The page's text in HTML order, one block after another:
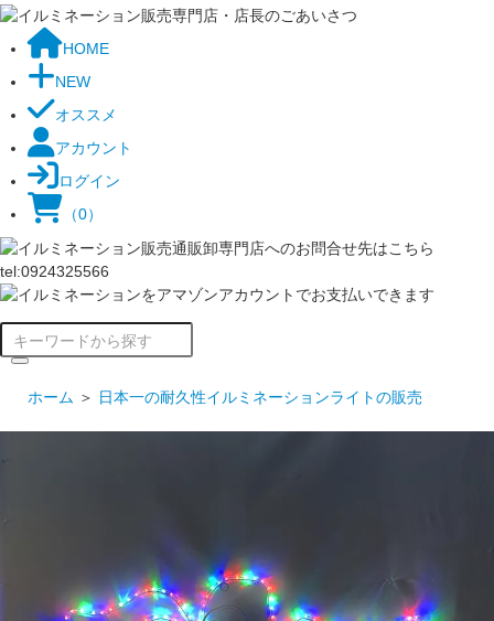
HOME
NEW
オススメ
アカウント
ログイン
（0）
ホーム ＞ 日本一の耐久性イルミネーションライトの販売